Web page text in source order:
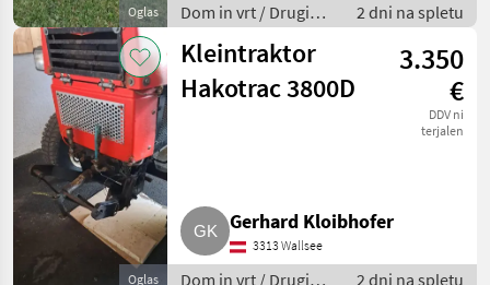
Oglas
Dom in vrt / Drugi
stroji za dom in vrt
2 dni na spletu
Oglas
Kleintraktor
Hakotrac 3800D
3.350
€
DDV ni
terjalen
Gerhard Kloibhofer
3313 Wallsee
Dom in vrt / Drugi
2 dni na spletu